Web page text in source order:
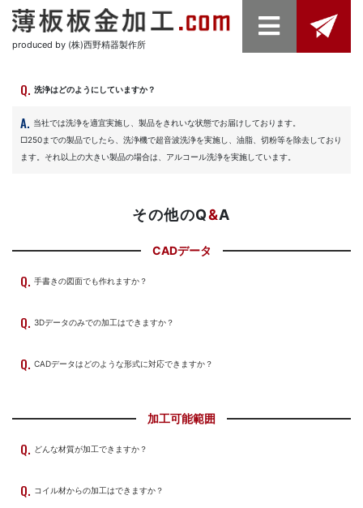
produced by (株)西野精器製作所
洗浄はどのようにしていますか？
当社では洗浄を適宜実施し、製品をきれいな状態でお届けしております。
□250までの製品でしたら、洗浄機で超音波洗浄を実施し、油脂、切粉等を除去しており
ます。それ以上の大きい製品の場合は、アルコール洗浄を実施しています。
その他のQ&A
CADデータ
手書きの図面でも作れますか？
3Dデータのみでの加工はできますか？
CADデータはどのような形式に対応できますか？
加工可能範囲
どんな材質が加工できますか？
コイル材からの加工はできますか？